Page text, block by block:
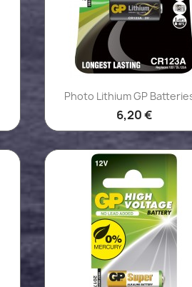
 Aperçu rapide
Photo Lithium GP
6,20 €